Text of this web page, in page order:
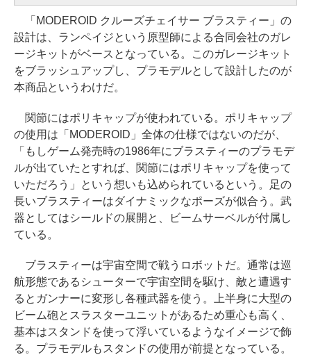
「MODEROID クルーズチェイサー ブラスティー」の
設計は、ランペイジという原型師による合同会社のガレ
ージキットがベースとなっている。このガレージキット
をブラッシュアップし、プラモデルとして設計したのが
本商品というわけだ。
関節にはポリキャップが使われている。ポリキャップ
の使用は「MODEROID」全体の仕様ではないのだが、
「もしゲーム発売時の1986年にブラスティーのプラモデ
ルが出ていたとすれば、関節にはポリキャップを使って
いただろう」という想いも込められているという。足の
長いブラスティーはダイナミックなポーズが似合う。武
器としてはシールドの展開と、ビームサーベルが付属し
ている。
ブラスティーは宇宙空間で戦うロボットだ。通常は巡
航形態であるシューターで宇宙空間を駆け、敵と遭遇す
るとガンナーに変形し各種武器を使う。上半身に大型の
ビーム砲とスラスターユニットがあるため重心も高く、
基本はスタンドを使って浮いているようなイメージで飾
る。プラモデルもスタンドの使用が前提となっている。